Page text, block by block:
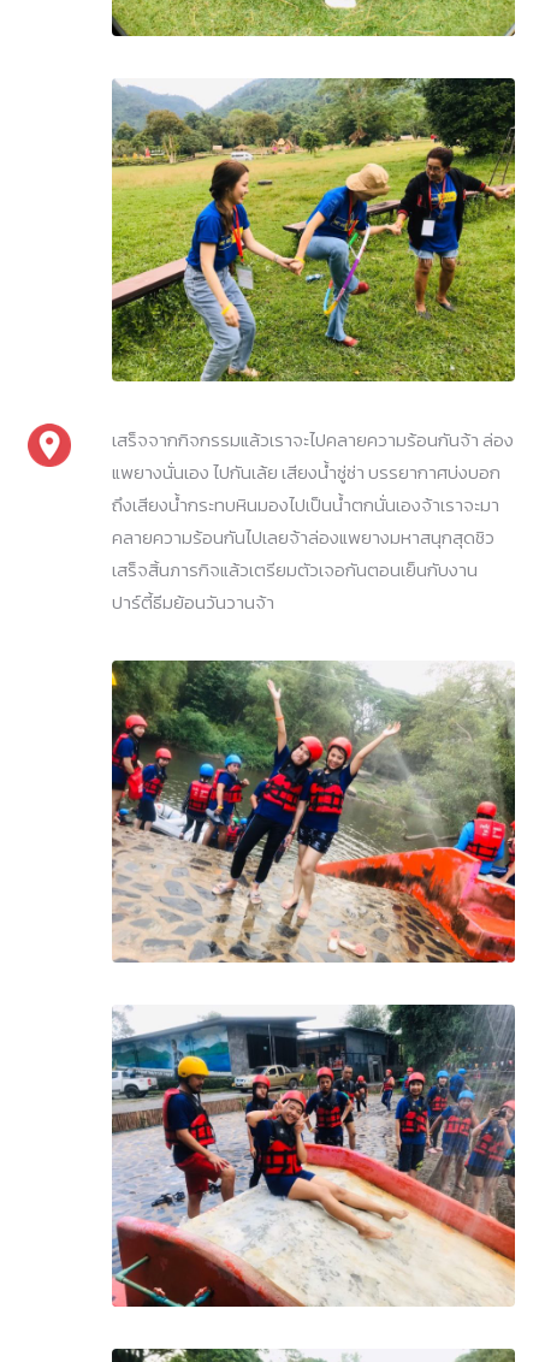
เสร็จจากกิจกรรมแล้วเราจะไปคลายความร้อนกันจ้า ล่อง
แพยางนั่นเอง ไปกันเล้ย เสียงน้ำซู่ซ่า บรรยากาศบ่งบอก
ถึงเสียงน้ำกระทบหินมองไปเป็นน้ำตกนั่นเองจ้าเราจะมา
คลายความร้อนกันไปเลยจ้าล่องแพยางมหาสนุกสุดชิว
เสร็จสิ้นภารกิจแล้วเตรียมตัวเจอกันตอนเย็นกับงาน
ปาร์ตี้ธีมย้อนวันวานจ้า